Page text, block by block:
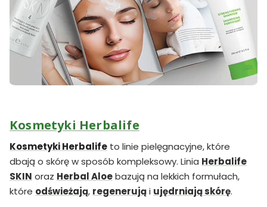
Kosmetyki Herbalife
Kosmetyki Herbalife to linie pielęgnacyjne, które
dbają o skórę w sposób kompleksowy. Linia Herbalife
SKIN oraz Herbal Aloebazują na lekkich formułach,
które odświeżają, regenerująi ujędrniają skórę.